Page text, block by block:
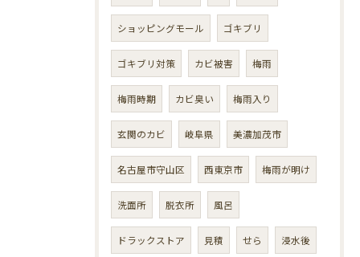
ショッピングモール ゴキブリ
ゴキブリ対策 カビ被害 梅雨
梅雨時期 カビ臭い 梅雨入り
玄関のカビ 岐阜県 美濃加茂市
名古屋市守山区 西東京市 梅雨が明け
洗面所 脱衣所 風呂
ドラックストア 見積 せら 浸水後